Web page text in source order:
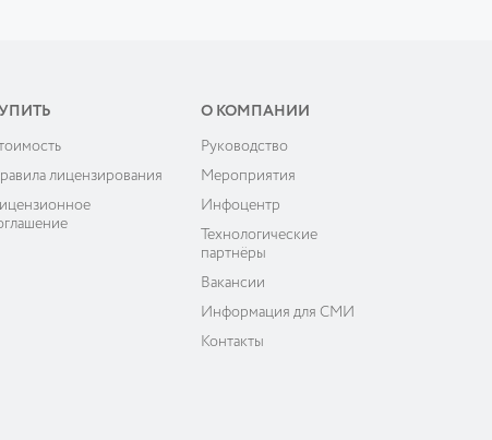
лицензирования
О КОМПАНИИ
Руководство
Мероприятия
Инфоцентр
Технологические
партнёры
Вакансии
Информация для СМИ
Контакты